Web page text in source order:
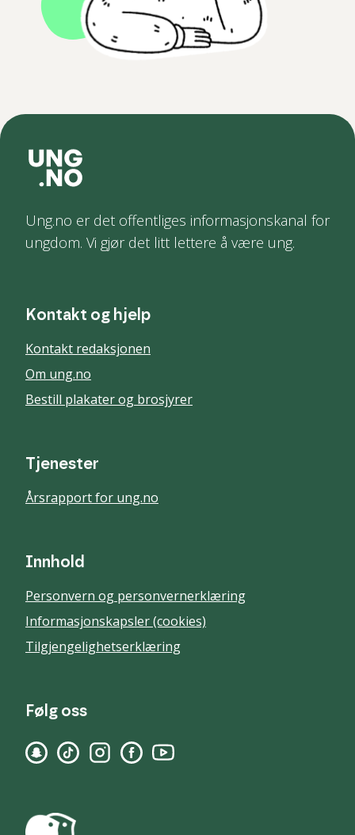
Ung.no er det offentliges informasjonskanal for
ungdom. Vi gjør det litt lettere å være ung.
Kontakt og hjelp
Kontakt redaksjonen
Om ung.no
Bestill plakater og brosjyrer
Tjenester
Årsrapport for ung.no
Innhold
Personvern og personvernerklæring
Informasjonskapsler (cookies)
Tilgjengelighetserklæring
Følg oss